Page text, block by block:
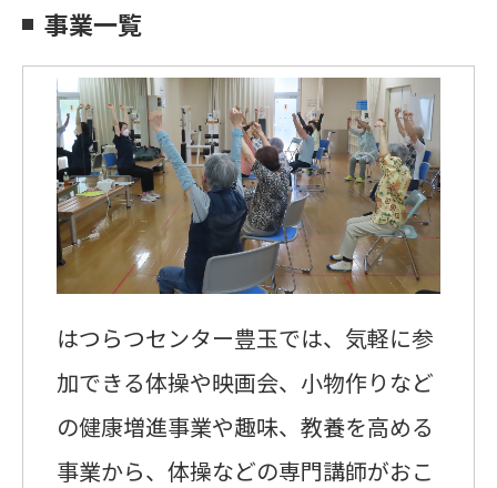
事業一覧
はつらつセンター豊玉では、気軽に参
加できる体操や映画会、小物作りなど
の健康増進事業や趣味、教養を高める
事業から、体操などの専門講師がおこ